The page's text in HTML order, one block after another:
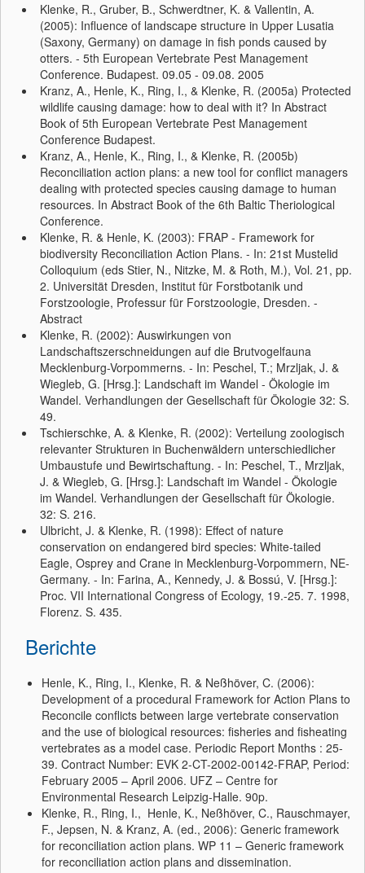
Klenke, R., Gruber, B., Schwerdtner, K. & Vallentin, A.
(2005): Influence of landscape structure in Upper Lusatia
(Saxony, Germany) on damage in fish ponds caused by
otters. - 5th European Vertebrate Pest Management
Conference. Budapest. 09.05 - 09.08. 2005
Kranz, A., Henle, K., Ring, I., & Klenke, R. (2005a) Protected
wildlife causing damage: how to deal with it? In Abstract
Book of 5th European Vertebrate Pest Management
Conference Budapest.
Kranz, A., Henle, K., Ring, I., & Klenke, R. (2005b)
Reconciliation action plans: a new tool for conflict managers
dealing with protected species causing damage to human
resources. In Abstract Book of the 6th Baltic Theriological
Conference.
Klenke, R. & Henle, K. (2003): FRAP - Framework for
biodiversity Reconciliation Action Plans. - In: 21st Mustelid
Colloquium (eds Stier, N., Nitzke, M. & Roth, M.), Vol. 21, pp.
2. Universität Dresden, Institut für Forstbotanik und
Forstzoologie, Professur für Forstzoologie, Dresden. -
Abstract
Klenke, R. (2002): Auswirkungen von
Landschaftszerschneidungen auf die Brutvogelfauna
Mecklenburg-Vorpommerns. - In: Peschel, T.; Mrzljak, J. &
Wiegleb, G. [Hrsg.]: Landschaft im Wandel - Ökologie im
Wandel. Verhandlungen der Gesellschaft für Ökologie 32: S.
49.
Tschierschke, A. & Klenke, R. (2002): Verteilung zoologisch
relevanter Strukturen in Buchenwäldern unterschiedlicher
Umbaustufe und Bewirtschaftung. - In: Peschel, T., Mrzljak,
J. & Wiegleb, G. [Hrsg.]: Landschaft im Wandel - Ökologie
im Wandel. Verhandlungen der Gesellschaft für Ökologie.
32: S. 216.
Ulbricht, J. & Klenke, R. (1998): Effect of nature
conservation on endangered bird species: White-tailed
Eagle, Osprey and Crane in Mecklenburg-Vorpommern, NE-
Germany. - In: Farina, A., Kennedy, J. & Bossú, V. [Hrsg.]:
Proc. VII International Congress of Ecology, 19.-25. 7. 1998,
Florenz. S. 435.
Berichte
Henle, K., Ring, I., Klenke, R. & Neßhöver, C. (2006):
Development of a procedural Framework for Action Plans to
Reconcile conflicts between large vertebrate conservation
and the use of biological resources: fisheries and fisheating
vertebrates as a model case. Periodic Report Months : 25-
39. Contract Number: EVK 2-CT-2002-00142-FRAP, Period:
February 2005 – April 2006. UFZ – Centre for
Environmental Research Leipzig-Halle. 90p.
Klenke, R., Ring, I., Henle, K., Neßhöver, C., Rauschmayer,
F., Jepsen, N. & Kranz, A. (ed., 2006): Generic framework
for reconciliation action plans. WP 11 – Generic framework
for reconciliation action plans and dissemination.